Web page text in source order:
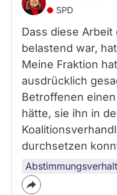
SPD
Dass diese
belastend war,
Meine Fraktion
ausdrücklich
Betroffenen
hätte, sie ihn in
durchsetzen